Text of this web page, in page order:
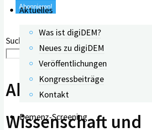
Aktuelles
Was ist digiDEM?
Neues zu digiDEM
Veröffentlichungen
Kongressbeiträge
Kontakt
Demenz-Screening
Suchen in wissenschaftlichen Meldungen:
Aktuelle
Wissenschaft und